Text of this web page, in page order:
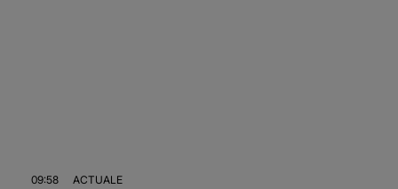
09:58 ACTUALE